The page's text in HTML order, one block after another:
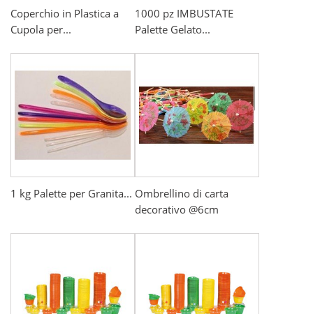
Coperchio in Plastica a
Cupola per...
1000 pz IMBUSTATE
Palette Gelato...
1 kg Palette per Granita... Ombrellino di carta
decorativo @6cm